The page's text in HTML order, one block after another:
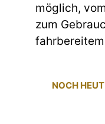
möglich,
zum
NOCH